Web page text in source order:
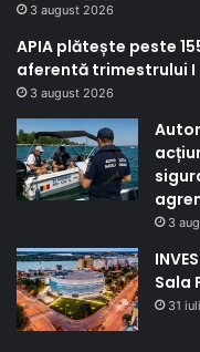
3 august 2026
APIA plătește peste
aferentă trimestrului I
3 august 2026
3
Sala
31